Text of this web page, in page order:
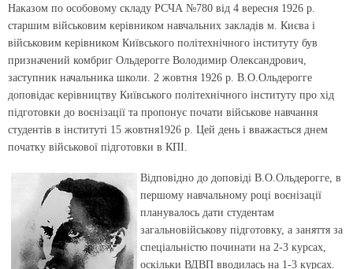
Наказом по особовому складу РСЧА №780 від 4 вересня 1926 р.
старшим військовим керівником навчальних закладів м. Києва і
військовим керівником Київського політехнічного інституту був
призначений комбриг Ольдерогге Володимир Олександрович,
заступник начальника школи. 2 жовтня 1926 р. В.О.Ольдерогге
доповідає керівництву Київського політехнічного інституту про хід
підготовки до воєнізації та пропонує почати військове навчання
студентів в інституті 15 жовтня1926 р. Цей день і вважається днем
початку військової підготовки в КПІ.
Відповідно до доповіді В.О.Ольдерогге, в
першому навчальному році воєнізації
планувалось дати студентам
загальновійськову підготовку, а заняття за
спеціальністю починати на 2-3 курсах,
оскільки ВДВП вводилась на 1-3 курсах.